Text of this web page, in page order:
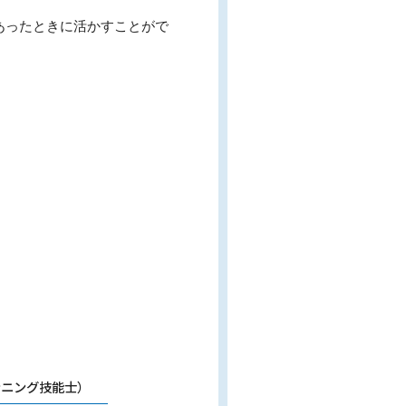
ったときに活かすことがで
ング技能士）